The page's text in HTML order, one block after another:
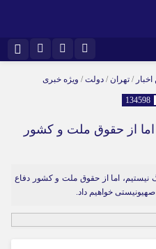
تلگرام
ایتا
/ تهران/ دولت/ ویژه خبری
134598
از حقوق ملت و کشور
اما از حقوق ملت و کشور دفاع
خواهیم داد.